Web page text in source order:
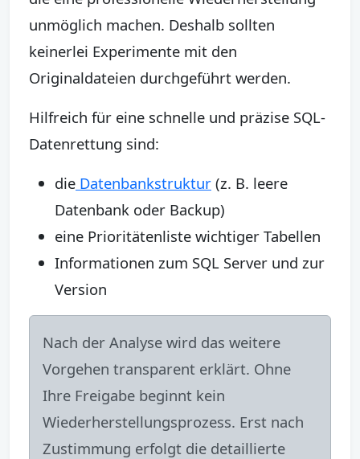
unmöglich machen. Deshalb sollten
keinerlei Experimente mit den
Originaldateien durchgeführt werden.
Hilfreich für eine schnelle und präzise SQL-
Datenrettung sind:
die Datenbankstruktur (z. B. leere
Datenbank oder Backup)
eine Prioritätenliste wichtiger Tabellen
Informationen zum SQL Server und zur
Version
Nach der Analyse wird das weitere
Vorgehen transparent erklärt. Ohne
Ihre Freigabe beginnt kein
Wiederherstellungsprozess. Erst nach
Zustimmung erfolgt die detaillierte